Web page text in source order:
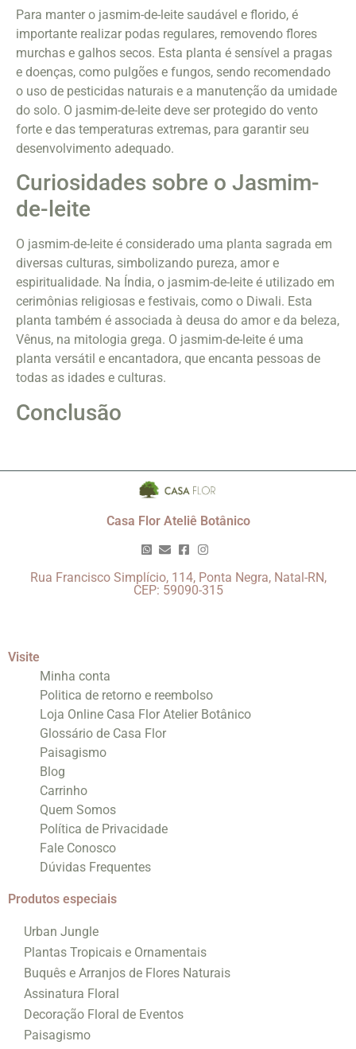
Para manter o jasmim-de-leite saudável e florido, é
importante realizar podas regulares, removendo flores
murchas e galhos secos. Esta planta é sensível a pragas
e doenças, como pulgões e fungos, sendo recomendado
o uso de pesticidas naturais e a manutenção da umidade
do solo. O jasmim-de-leite deve ser protegido do vento
forte e das temperaturas extremas, para garantir seu
desenvolvimento adequado.
Curiosidades sobre o Jasmim-
de-leite
O jasmim-de-leite é considerado uma planta sagrada em
diversas culturas, simbolizando pureza, amor e
espiritualidade. Na Índia, o jasmim-de-leite é utilizado em
cerimônias religiosas e festivais, como o Diwali. Esta
planta também é associada à deusa do amor e da beleza,
Vênus, na mitologia grega. O jasmim-de-leite é uma
planta versátil e encantadora, que encanta pessoas de
todas as idades e culturas.
Conclusão
Casa Flor Ateliê Botânico
Rua Francisco Simplício, 114, Ponta Negra, Natal-RN,
CEP: 59090-315
Visite
Minha conta
Politica de retorno e reembolso
Loja Online Casa Flor Atelier Botânico
Glossário de Casa Flor
Paisagismo
Blog
Carrinho
Quem Somos
Política de Privacidade
Fale Conosco
Dúvidas Frequentes
Produtos especiais
Urban Jungle
Plantas Tropicais e Ornamentais
Buquês e Arranjos de Flores Naturais
Assinatura Floral
Decoração Floral de Eventos
Paisagismo